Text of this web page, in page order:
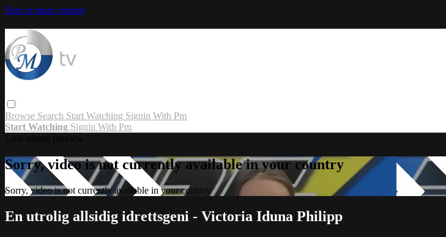
Skip to main content
Browse Search Start Watching Signin With Pm
Start Watching Signin With Pm
Sorry, video is not currently available in your country
Sorry, video is not currently available in your country
En utrolig allsidig idrettsgeni - Victoria Iduna Philipp